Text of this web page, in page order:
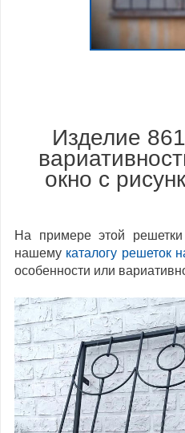
Изделие
окно с
На примере этой
нашему каталогу решеток
особенности или